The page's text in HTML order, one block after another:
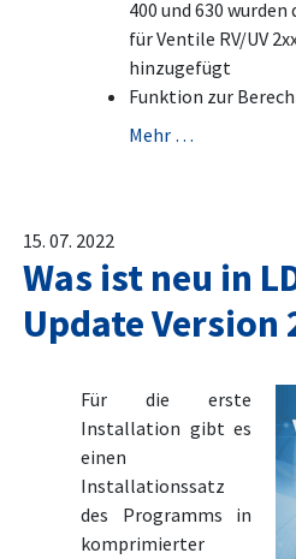
400 und 630
für Ventile RV/UV
hinzugefügt
Funktion zur
Mehr …
15. 07. 2022
Was ist neu in
Update Version
Für die erste
Installation gibt es
einen
Installationssatz
des Programms in
komprimierter